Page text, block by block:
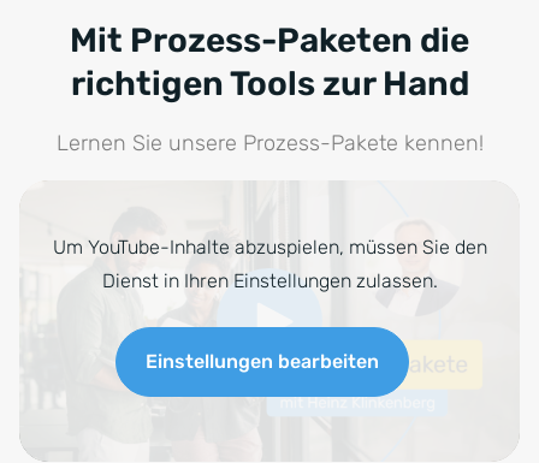
Mit Prozess-Paketen die
richtigen Tools zur Hand
Lernen Sie unsere Prozess-Pakete kennen!
Um YouTube-Inhalte abzuspielen, müssen Sie den
Dienst in Ihren Einstellungen zulassen.
Einstellungen bearbeiten